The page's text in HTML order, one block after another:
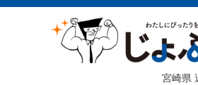
宮崎県